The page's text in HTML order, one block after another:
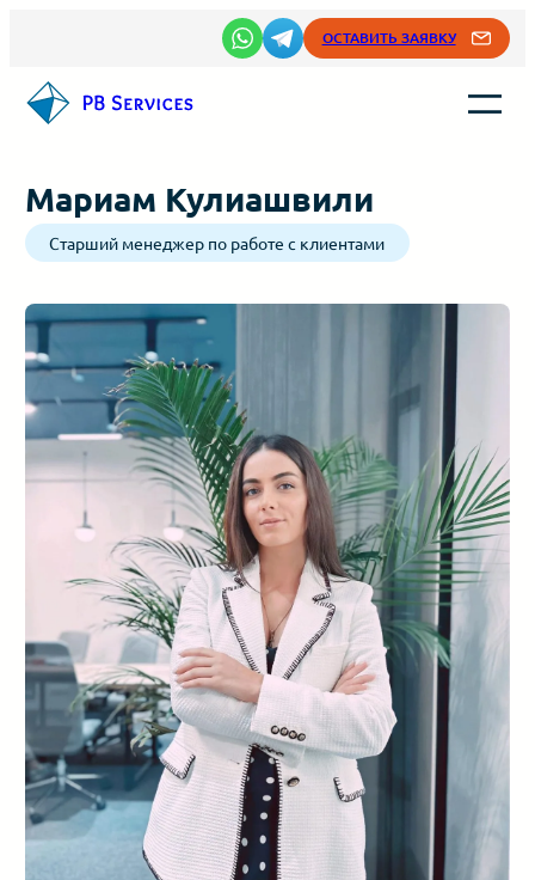
содержимому
ОСТАВИТЬ ЗАЯВКУ
Мариам Кулиашвили
Старший менеджер по работе с клиентами